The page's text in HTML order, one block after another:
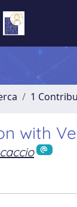
1
with